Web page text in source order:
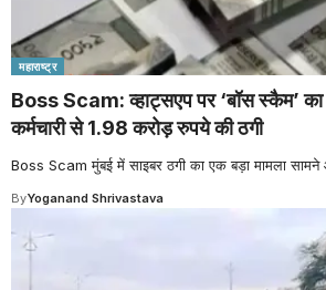
महाराष्ट्र
Boss Scam: व्हाट्सएप पर ‘बॉस स्कैम’ का
कर्मचारी से 1.98 करोड़ रुपये की ठगी
Boss Scam मुंबई में साइबर ठगी का एक बड़ा मामला सामने
ByYoganand Shrivastava